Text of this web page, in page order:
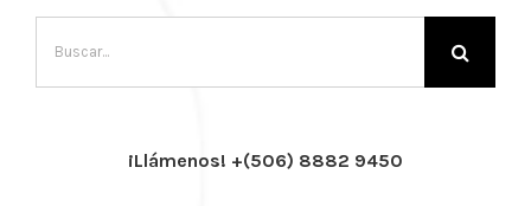
¡Llámenos! +(506) 8882 9450